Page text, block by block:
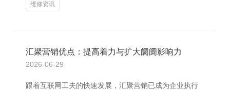
维修资讯
汇聚营销优点：提高着力与扩大阛阓影响力
2026-06-29
跟着互联网工夫的快速发展，汇聚营销已成为企业执行